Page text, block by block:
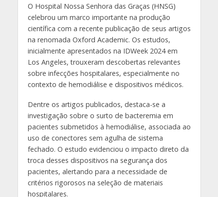
O Hospital Nossa Senhora das Graças (HNSG)
celebrou um marco importante na produção
científica com a recente publicação de seus artigos
na renomada Oxford Academic. Os estudos,
inicialmente apresentados na IDWeek 2024 em
Los Angeles, trouxeram descobertas relevantes
sobre infecções hospitalares, especialmente no
contexto de hemodiálise e dispositivos médicos.
Dentre os artigos publicados, destaca-se a
investigação sobre o surto de bacteremia em
pacientes submetidos à hemodiálise, associada ao
uso de conectores sem agulha de sistema
fechado. O estudo evidenciou o impacto direto da
troca desses dispositivos na segurança dos
pacientes, alertando para a necessidade de
critérios rigorosos na seleção de materiais
hospitalares.